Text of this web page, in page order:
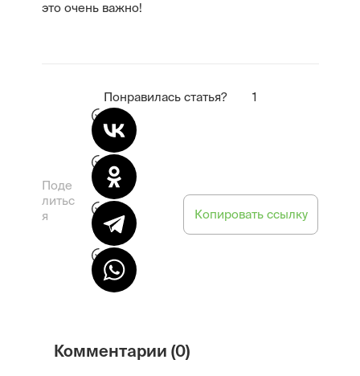
это очень важно!
Понравилась статья? 1
Поде
литьс
я
Копировать ссылку
Комментарии (0)